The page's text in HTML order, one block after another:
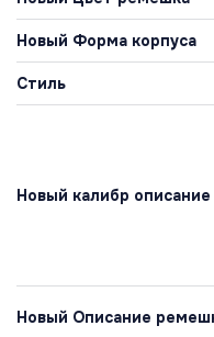
Новый Форма корпуса
Стиль
Новый калибр описание
Новый Описание